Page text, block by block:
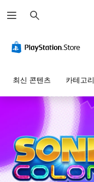
색
최신 콘텐츠 카테고리